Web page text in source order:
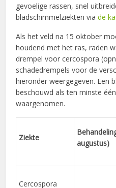
gevoelige rassen, snel
bladschimmelziekten viade
Als het veld na 15 oktober
houdend met het ras, raden
drempel voor cercospora
schadedrempels voor de
hieronder weergegeven. Een
beschouwd als ten minste
waargenomen.
Ziekte
augustus)
Cercospora